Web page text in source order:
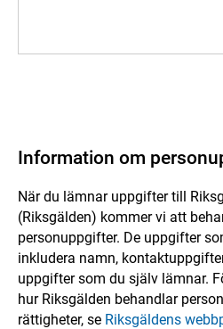
Information om
När du lämnar uppgifter till
(Riksgälden) kommer vi att
personuppgifter. De uppgifter
inkludera namn,
uppgifter som du själv lämnar.
hur Riksgälden behandlar
rättigheter, se Riksgäldens